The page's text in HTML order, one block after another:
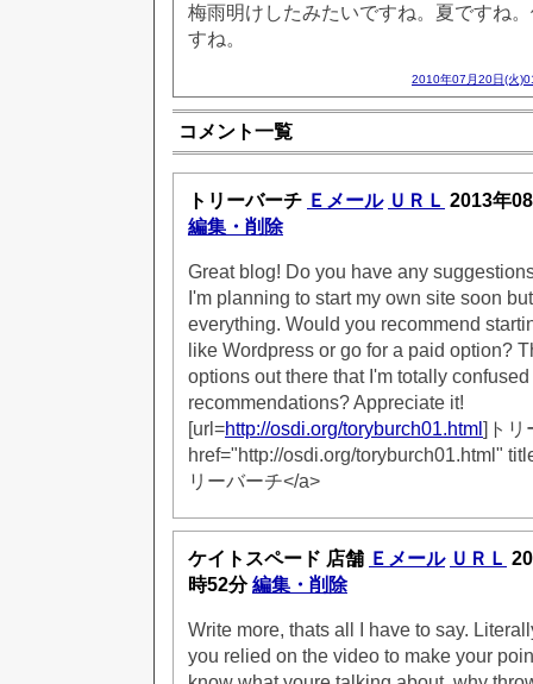
梅雨明けしたみたいですね。夏ですね
すね。
2010年07月20日(火
コメント一覧
トリーバーチ Ｅメール ＵＲＬ 2013年
編集・削除
Great blog! Do you have any
I'm planning to start my own site soon
everything. Would you recommend
like Wordpress or go for a paid option?
options out there that I'm totally confused
recommendations? Appreciate it!
[url=http://osdi.org/toryburch01.html]トリ
href="http://osdi.org/toryburch01.html"
リーバーチ</a>
ケイトスペード 店舗 Ｅメール ＵＲＬ
時52分編集・削除
Write more, thats all I have to say.
you relied on the video to make your